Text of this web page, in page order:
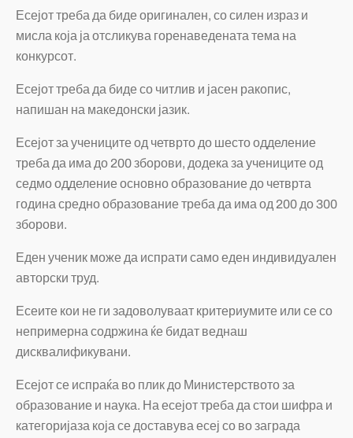
Есејот треба да биде оригинален, со силен израз и
мисла која ја отсликува горенаведената тема на
конкурсот.
Есејот треба да биде со читлив и јасен ракопис,
напишан на македонски јазик.
Есејот за учениците од четврто до шесто одделение
треба да има до 200 зборови, додека за учениците од
седмо одделение основно образование до четврта
година средно образование треба да има од 200 до 300
зборови.
Еден ученик може да испрати само еден индивидуален
авторски труд.
Есеите кои не ги задоволуваат критериумите или се со
непримерна содржина ќе бидат веднаш
дисквалификувани.
Есејот се испраќа во плик до Министерството за
образование и наука. На есејот треба да стои шифра и
категоријаза која се доставува есеј со во заграда